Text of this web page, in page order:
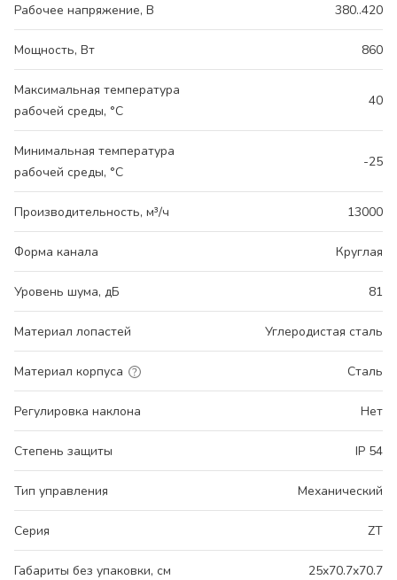
Рабочее напряжение, В 380..420
Мощность, Вт 860
Максимальная температура
рабочей среды, °С
40
Минимальная температура
рабочей среды, °С
-25
Производительность, м³/ч 13000
Форма канала Круглая
Уровень шума, дБ 81
Материал лопастей Углеродистая сталь
Материал корпуса Сталь
Регулировка наклона Нет
Степень защиты IP 54
Тип управления Механический
Серия ZT
Габариты без упаковки, см 25x70.7x70.7